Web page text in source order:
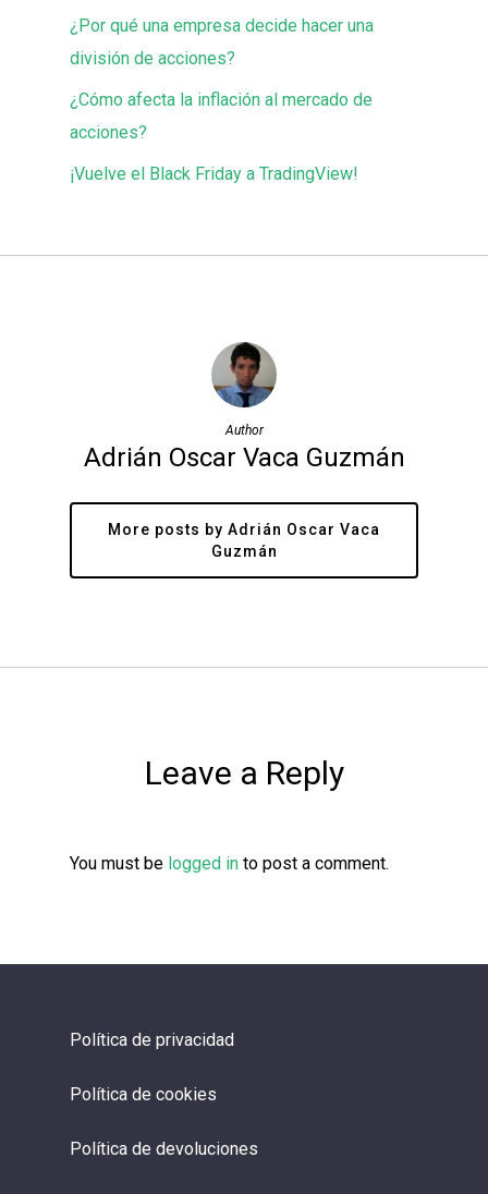
¿Por qué una empresa decide hacer una
división de acciones?
¿Cómo afecta la inflación al mercado de
acciones?
¡Vuelve el Black Friday a TradingView!
Author
Adrián Oscar Vaca Guzmán
More posts by Adrián Oscar Vaca
Guzmán
Leave a Reply
You must be logged in to post a comment.
Política de privacidad
Política de cookies
Política de devoluciones